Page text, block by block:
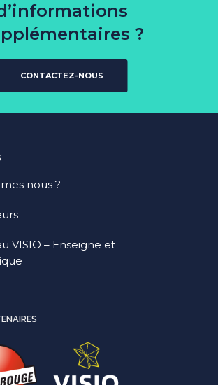
?
CONTACTEZ-NOUS
nous ?
VISIO – Enseigne et